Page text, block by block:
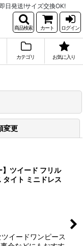
日発送!サイズ交換OK!
商品検索 カート ログイン
カテゴリ お気に入り
変更
ツイード フリル
タイト ミニドレス
イードワンピース